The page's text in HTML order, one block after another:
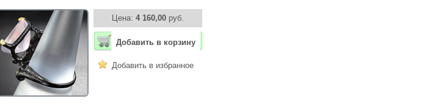
Цена: 4 160,00 руб.
Добавить в корзину
Добавить в избранное